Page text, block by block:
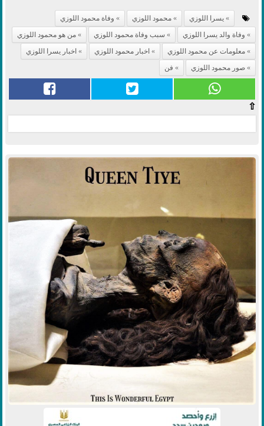
يسرا اللوزي محمود اللوزي
وفاة محمود اللوزي
وفاة والد يسرا اللوزي
سبب وفاة محمود اللوزي
من هو محمود اللوزي
معلومات عن محمود اللوزي
اخبار محمود اللوزي
اخبار يسرا اللوزي
صور محمود اللوزي
فن
⇧